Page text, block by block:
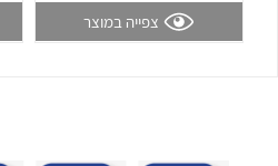
צפייה במוצר